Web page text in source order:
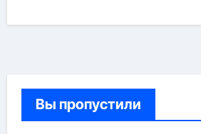
Вы пропустили